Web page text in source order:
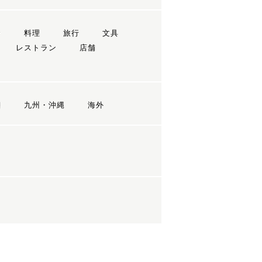
料理 旅行
文具
レストラン
店舗
九州・沖縄 海外